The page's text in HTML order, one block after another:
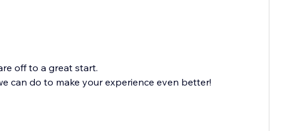
off to a great start.
can do to make your experience even better!